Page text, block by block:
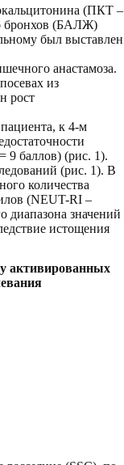
(ПКТ –
бронхов (БАЛЖ)
был выставлен
анастамоза.
из
рост
к 4-м
9 баллов) (рис. 1).
(рис. 1). В
количества
(NEUT-RI –
диапазона значений
истощения
активированных